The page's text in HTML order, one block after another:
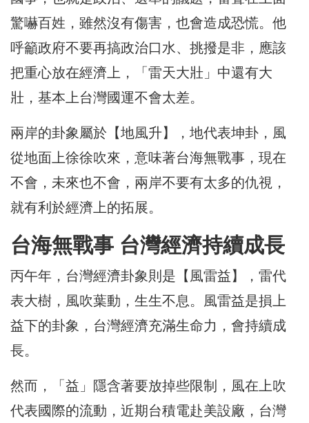
驚嚇百姓，雖然沒有傷害，也會造成恐慌。他
呼籲政府不要再搞政治口水、挑撥是非，應該
把重心放在經濟上，「雷天大壯」中還有大
壯，基本上台灣國運不會太差。
兩岸的卦象屬於【地風升】，地代表坤卦，風
從地面上徐徐吹來，意味著台海無戰事，現在
不會，未來也不會，兩岸不要有太多的仇視，
就有利於經濟上的拓展。
台海無戰事 台灣經濟持續成長
丙午年，台灣經濟卦象則是【風雷益】，雷代
表大樹，風吹葉動，生生不息。風雷益是損上
益下的卦象，台灣經濟充滿生命力，會持續成
長。
然而，「益」隱含著要放掉些限制，風在上吹
代表國際的流動，近期台積電赴美設廠，台灣